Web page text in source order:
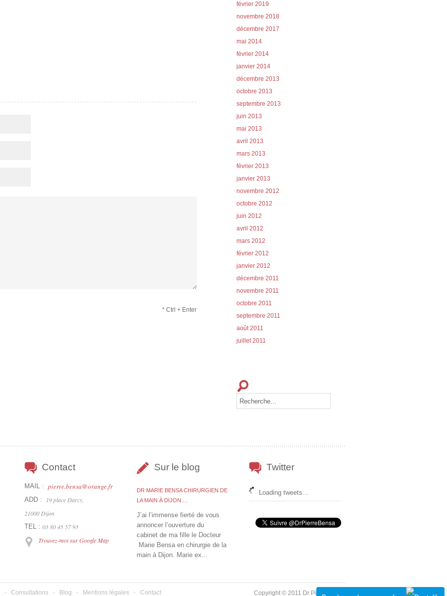
* Ctrl + Enter
février 2019
novembre 2018
décembre 2017
mai 2014
février 2014
janvier 2014
décembre 2013
octobre 2013
septembre 2013
juin 2013
mai 2013
avril 2013
mars 2013
février 2013
janvier 2013
novembre 2012
octobre 2012
juin 2012
avril 2012
mars 2012
février 2012
janvier 2012
décembre 2011
novembre 2011
octobre 2011
septembre 2011
août 2011
juillet 2011
Contact
MAIL : pierre.bensa@orange.fr
ADD :
19 place Darcy,
21000 Dijon
TEL : 03 80 45 57 93
Trouvez-moi sur Google Map
Sur le blog
DR MARIE BENSA CHIRURGIEN DE
LA MAIN À DIJON….
J’ai l’immense fierté de vous
annoncer l’ouverture du
cabinet de ma fille le Docteur
Marie Bensa en chirurgie de la
main à Dijon. Marie ex...
Twitter
Loading tweets...
- Consultations- Blog - Mentions légales- Contact Copyright © 2011 Dr Pierre Bensa